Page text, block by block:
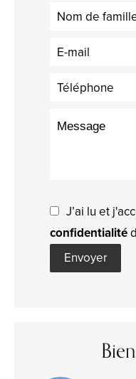
J’ai lu et
confidentialité
Envoyer